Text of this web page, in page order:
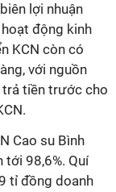
lợi nhuận
động kinh
KCN còn có
với nguồn
tiền trước cho
Cao su Bình
tới 98,6%. Quí
tỉ đồng doanh